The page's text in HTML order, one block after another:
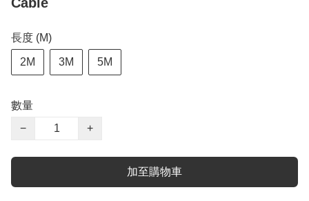
長度 (M)
2M 3M 5M
數量
−
+
加至購物車